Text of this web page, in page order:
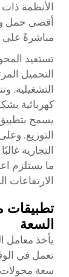
الأنظمة
أقصى حمل
مباشرةً على
تستفيد
التحميل
التشغيلية.
يسمح
التوزيع.
ما يستلزم
الارتفاعات
تطبيقات
السعة
يأخذ معامل
تعمل في
سعة محولات